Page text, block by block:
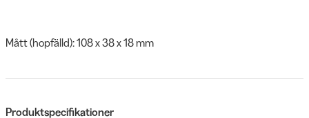
Mått (hopfälld): 108 x 38 x 18 mm
Produktspecifikationer